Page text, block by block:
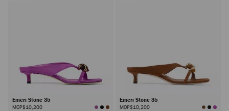
Emeri Stone 35
MOP$10,200
Emeri Stone 35
MOP$10,200